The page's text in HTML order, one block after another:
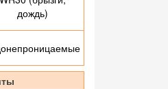
дождь)